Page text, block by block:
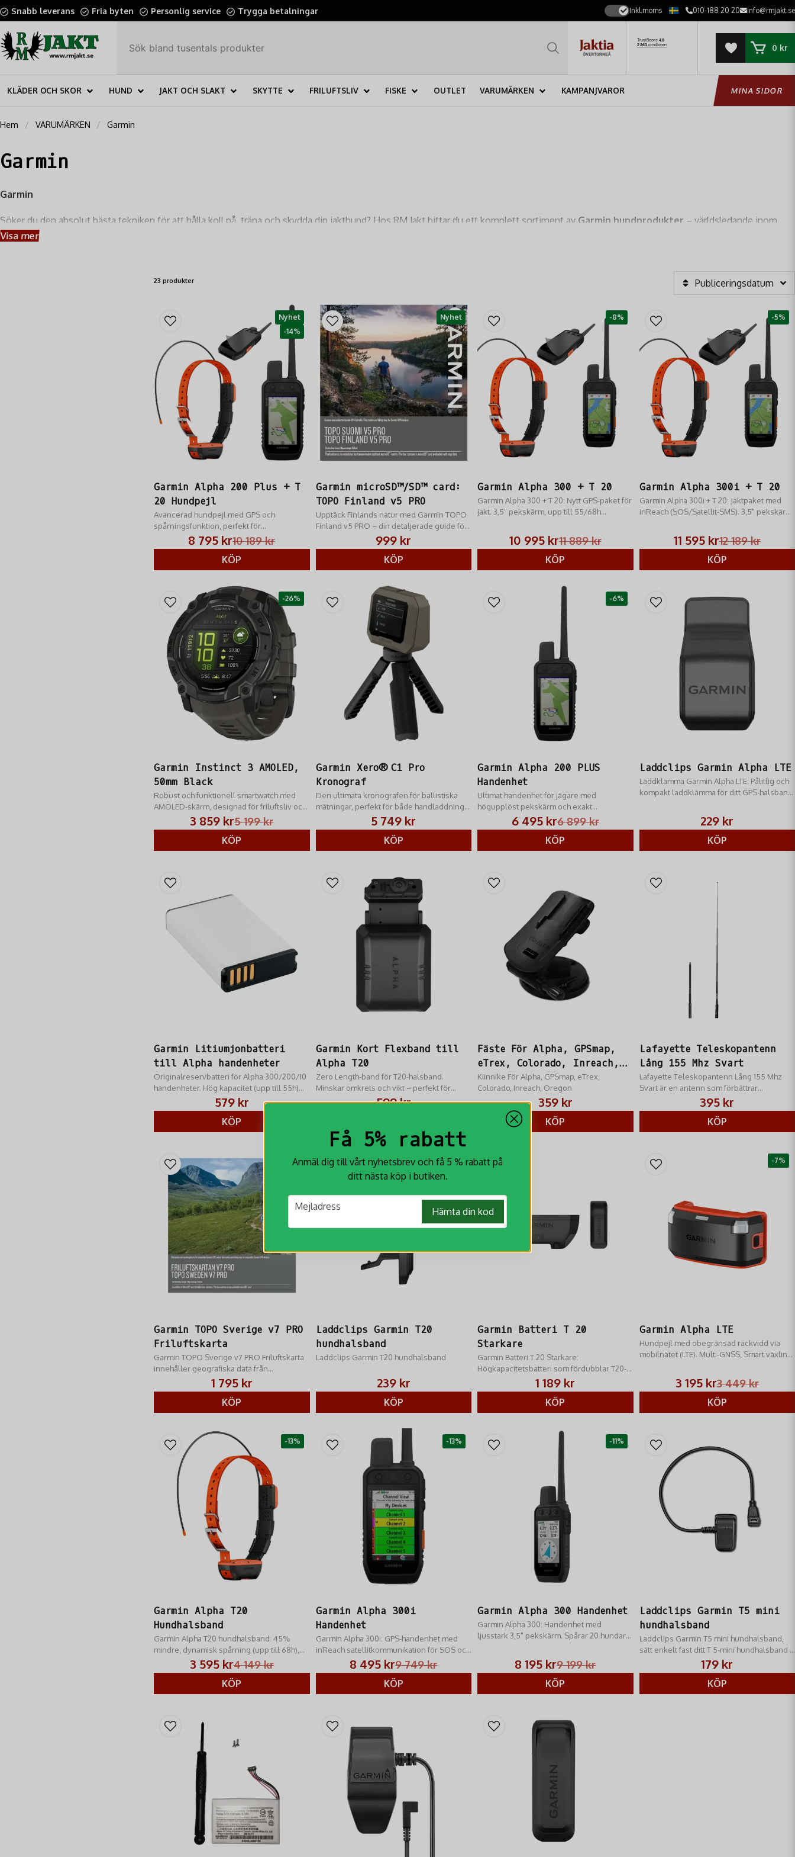
Snabb leverans Fria byten Personlig service Trygga betalningar Inkl.moms 010-188 20 20 info@rmjakt.se
0 kr
KLÄDER OCH SKOR HUND JAKT OCH SLAKT SKYTTE FRILUFTSLIV FISKE OUTLET VARUMÄRKEN KAMPANJVAROR MINA SIDOR
Hem VARUMÄRKEN Garmin
Garmin
Garmin
Söker du den absolut bästa tekniken för att hålla koll på, träna och skydda din jakthund? Hos RM Jakt hittar du ett komplett sortiment av Garmin hundprodukter – världsledande inom
GPS-spårning och hundträning. Garmin är det självklara valet för den seriösa hundföraren och jägaren som kräver
Visa mer
23 produkter Publiceringsdatum
Garmin Alpha 200 Plus + T
20 Hundpejl
Avancerad hundpejl med GPS och
spårningsfunktion, perfekt för
jaktentusiaster.
10 189 kr
8 795 kr
KÖP
Nyhet
-14%
Garmin microSD™/SD™ card:
TOPO Finland v5 PRO
Upptäck Finlands natur med Garmin TOPO
Finland v5 PRO – din detaljerade guide för
999 kr
KÖP
Nyhet
Garmin Alpha 300 + T 20
Garmin Alpha 300 + T 20: Nytt GPS-paket för
jakt. 3,5" pekskärm, upp till 55/68h
spårning & LED-ljus. Köp på R
11 889 kr
10 995 kr
KÖP
-8%
Garmin Alpha 300i + T 20
Garmin Alpha 300i + T 20: Jaktpaket med
inReach (SOS/Satellit-SMS). 3,5" pekskärm,
12 189 kr
11 595 kr
KÖP
-5%
Garmin Instinct 3 AMOLED,
50mm Black
Robust och funktionell smartwatch med
AMOLED-skärm, designad för friluftsliv och
5 199 kr
3 859 kr
KÖP
-26%
Garmin Xero® C1 Pro
Kronograf
Den ultimata kronografen för ballistiska
mätningar, perfekt för både handladdning
5 749 kr
KÖP
Garmin Alpha 200 PLUS
Handenhet
Ultimat handenhet för jägare med
högupplöst pekskärm och exakt
hundspårning.
6 899 kr
6 495 kr
KÖP
-6%
Laddclips Garmin Alpha LTE
Laddklämma Garmin Alpha LTE: Pålitlig och
kompakt laddklämma för ditt GPS-halsband.
229 kr
KÖP
Garmin Litiumjonbatteri
till Alpha handenheter
Originalreservbatteri för Alpha 300/200/10
handenheter. Hög kapacitet (upp till 55h)
för långa jaktdagar. Essentiell reservdel.
Köp på RM Jakt.
579 kr
KÖP
Garmin Kort Flexband till
Alpha T20
Zero Length-band för T20-halsband.
Minskar omkrets och vikt – perfekt för
mindre hundar eller diskret montering.
599 kr
Fäste För Alpha, GPSmap,
eTrex, Colorado, Inreach,
Oregon
Kiinnike För Alpha, GPSmap, eTrex,
Colorado, Inreach, Oregon
359 kr
KÖP
Lafayette Teleskopantenn
Lång 155 Mhz Svart
Lafayette Teleskopantenn Lång 155 Mhz
Svart är en antenn som förbättrar
räckvidden rejält på en 155MHz radio och
ihopfälld fungerar den lika bra
395 kr
KÖP
Garmin TOPO Sverige v7 PRO
Friluftskarta
Garmin TOPO Sverige v7 PRO Friluftskarta ​
innehåller geografiska data från
Lantmäteriet och är fulladdad med de
funktioner
1 795 kr
KÖP
Laddclips Garmin T20
hundhalsband
Laddclips Garmin T20 hundhalsband
239 kr
KÖP
Garmin Batteri T 20
Starkare
Garmin Batteri T 20 Starkare:
Högkapacitetsbatteri som fördubblar T20-
halsbandets spårtid till 136h (dynamisk
spårning).
1 189 kr
KÖP
Garmin Alpha LTE
Hundpejl med obegränsad räckvidd via
mobilnätet (LTE). Multi-GNSS, Smart växling
Alpha handenheter.
3 449 kr
3 195 kr
KÖP
-7%
Garmin Alpha T20
Hundhalsband
Garmin Alpha T20 hundhalsband: 45%
mindre, dynamisk spårning (upp till 68h),
14,5 km räckvidd, Multi-GNSS & LED-ljus.
Universalstorlek. Köp på RM Jakt
4 149 kr
3 595 kr
KÖP
-13%
Garmin Alpha 300i
Handenhet
Garmin Alpha 300i: GPS-handenhet med
inReach satellitkommunikation för SOS och
meddelanden. Spårar 20 hundar på 14,5
km. 3,5" pekskärm.
9 749 kr
8 495 kr
KÖP
-13%
Garmin Alpha 300 Handenhet
Garmin Alpha 300: Handenhet med
ljusstark 3,5" pekskärm. Spårar 20 hundar
9 199 kr
8 195 kr
KÖP
-11%
Laddclips Garmin T5 mini
hundhalsband
Laddclips Garmin T5 mini hundhalsband,
sätt enkelt fast ditt T 5-mini hundhalsband i
det här laddningsfästet när den inte
används.
179 kr
KÖP
Få 5% rabatt
Anmäl dig till vårt nyhetsbrev och få 5 % rabatt på
ditt nästa köp i butiken.
email
Mejladress Hämta din kod